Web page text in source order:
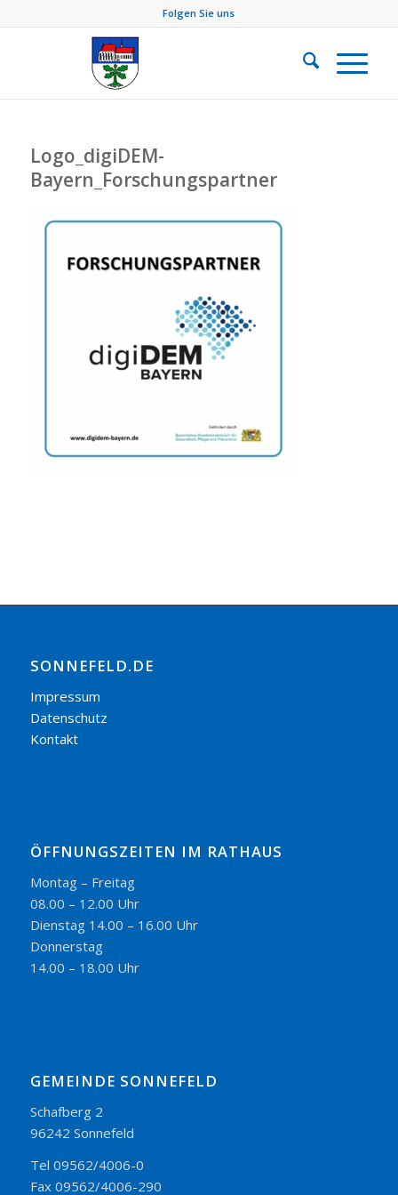
Folgen Sie uns
Logo_digiDEM-
Bayern_Forschungspartner
SONNEFELD.DE
Impressum
Datenschutz
Kontakt
ÖFFNUNGSZEITEN IM RATHAUS
Montag – Freitag
08.00 – 12.00 Uhr
Dienstag 14.00 – 16.00 Uhr
Donnerstag
14.00 – 18.00 Uhr
GEMEINDE SONNEFELD
Schafberg 2
96242 Sonnefeld
Tel 09562/4006-0
Fax 09562/4006-290